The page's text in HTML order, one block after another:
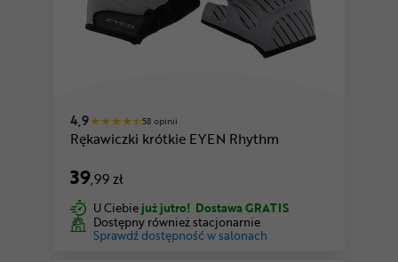
4,9 58 opinii
Rękawiczki krótkie EYEN Rhythm
39,99 zł
U Ciebie już jutro! Dostawa GRATIS
Dostępny również stacjonarnie
Sprawdź dostępność w salonach